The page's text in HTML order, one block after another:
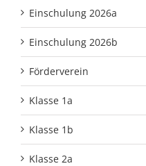
Einschulung 2026a
Einschulung 2026b
Förderverein
Klasse 1a
Klasse 1b
Klasse 2a